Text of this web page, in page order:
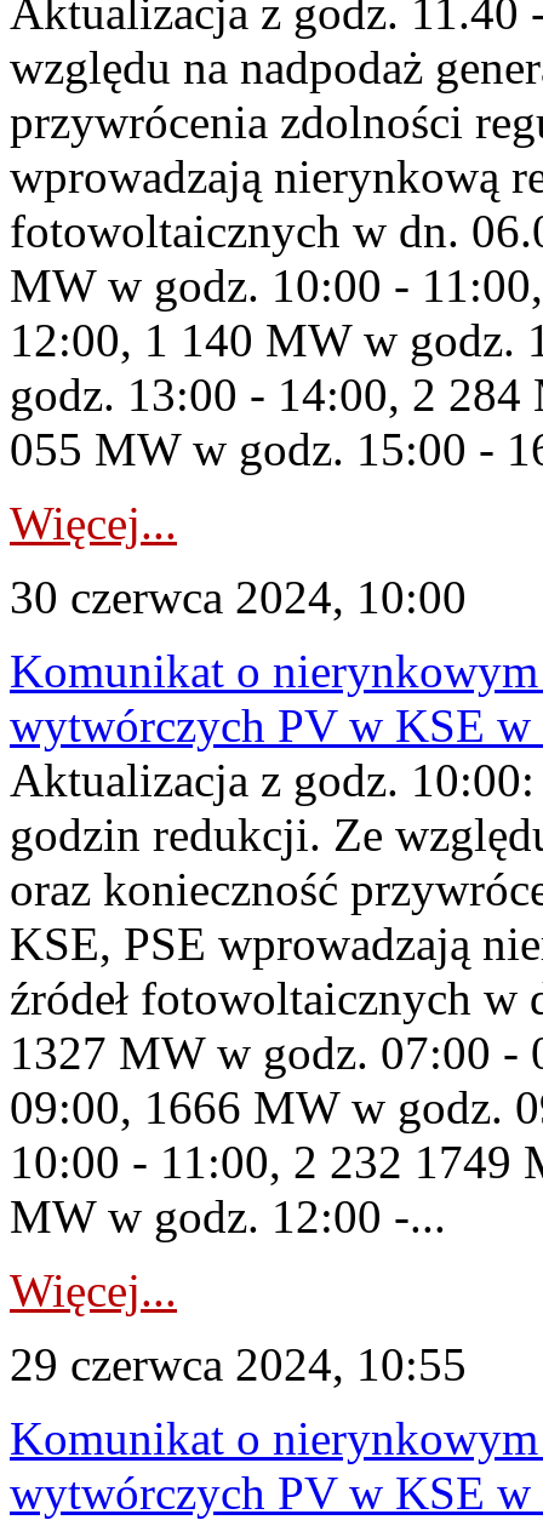
Aktualizacja z godz. 11.40
względu na nadpodaż
przywrócenia zdolności
wprowadzają nierynkową
fotowoltaicznych w dn.
MW w godz. 10:00 -
12:00, 1 140 MW w godz.
godz. 13:00 - 14:00, 2
055 MW w godz. 15:00 -
Więcej...
30 czerwca 2024, 10:00
Komunikat o
wytwórczych PV w KSE
Aktualizacja z godz.
godzin redukcji. Ze
oraz konieczność
KSE, PSE wprowadzają
źródeł fotowoltaicznych
1327 MW w godz. 07:00 -
09:00, 1666 MW w godz.
10:00 - 11:00, 2 232 1749
MW w godz. 12:00 -...
Więcej...
29 czerwca 2024, 10:55
Komunikat o
wytwórczych PV w KSE w